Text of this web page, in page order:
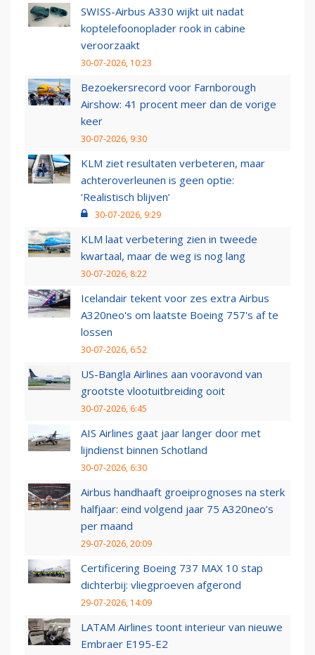
SWISS-Airbus A330 wijkt uit nadat
koptelefoonoplader rook in cabine
veroorzaakt
30-07-2026, 10:23
Bezoekersrecord voor Farnborough
Airshow: 41 procent meer dan de vorige
keer
30-07-2026, 9:30
KLM ziet resultaten verbeteren, maar
achteroverleunen is geen optie:
‘Realistisch blijven’
30-07-2026, 9:29
KLM laat verbetering zien in tweede
kwartaal, maar de weg is nog lang
30-07-2026, 8:22
Icelandair tekent voor zes extra Airbus
A320neo's om laatste Boeing 757's af te
lossen
30-07-2026, 6:52
US-Bangla Airlines aan vooravond van
grootste vlootuitbreiding ooit
30-07-2026, 6:45
AIS Airlines gaat jaar langer door met
lijndienst binnen Schotland
30-07-2026, 6:30
Airbus handhaaft groeiprognoses na sterk
halfjaar: eind volgend jaar 75 A320neo’s
per maand
29-07-2026, 20:09
Certificering Boeing 737 MAX 10 stap
dichterbij: vliegproeven afgerond
29-07-2026, 14:09
LATAM Airlines toont interieur van nieuwe
Embraer E195-E2